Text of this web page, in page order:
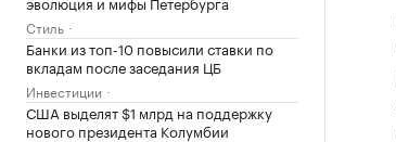
Стиль
Банки из топ-10 повысили ставки по
вкладам после заседания ЦБ
Инвестиции
США выделят $1 млрд на поддержку
нового президента Колумбии